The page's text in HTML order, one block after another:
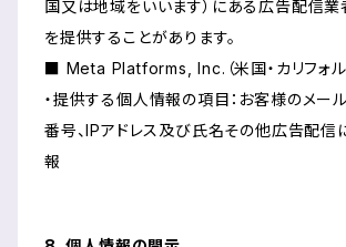
国又は地域をいいます）にある広告配信
を提供することがあります。
■ Meta Platforms, Inc.（米国・カリフォル
・提供する個人情報の項目：お客様のメー
番号、IPアドレス及び氏名その他広告配信
報